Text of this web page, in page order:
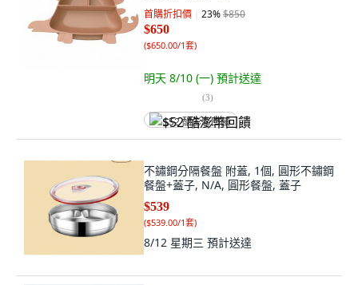
首購折扣價 23%$850
$650
($650.00/1套)
明天 8/10 (一) 預計送達
(3)
$52 酷澎幣回饋
不鏽鋼分隔餐盤 附蓋, 1個, 圓形不鏽鋼
餐盤+蓋子, N/A, 圓形餐盤, 蓋子
$539
($539.00/1套)
8/12 星期三 預計送達